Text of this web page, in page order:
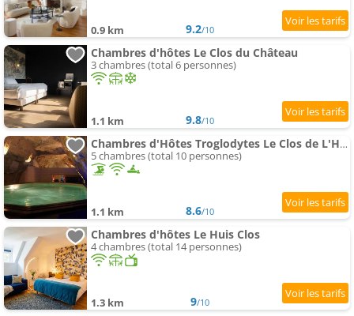
0.9 km 9.2/10
Chambres d'hôtes Le Clos du Château
3 chambres (total 6 personnes)
1.1 km 9.8/10
Chambres d'Hôtes Troglodytes Le Clos de L'Hermitage
5 chambres (total 10 personnes)
1.1 km 8.6/10
Chambres d'hôtes Le Huis Clos
4 chambres (total 14 personnes)
1.3 km 9/10